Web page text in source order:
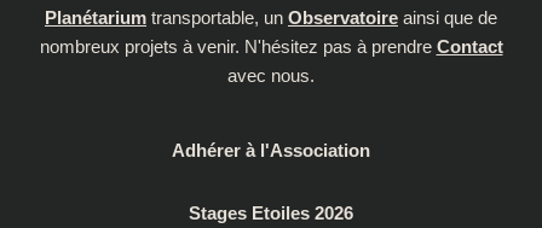
Planétarium transportable, un Observatoire ainsi que de
nombreux projets à venir. N'hésitez pas à prendre Contact
avec nous.
Adhérer à l'Association
Stages Etoiles 2026